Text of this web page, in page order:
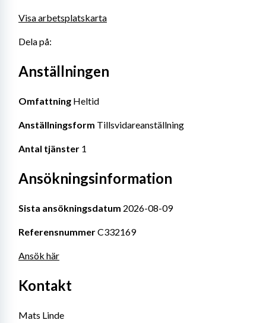
Visa arbetsplatskarta
Dela på:
Anställningen
Omfattning Heltid
Anställningsform Tillsvidareanställning
Antal tjänster 1
Ansökningsinformation
Sista ansökningsdatum 2026-08-09
Referensnummer C332169
Ansök här
Kontakt
Mats Linde